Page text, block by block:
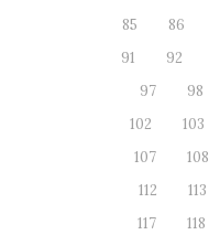
85
86
91
92
97
98
102
103
107
108
112
113
117
118